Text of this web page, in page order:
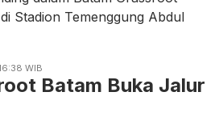
WIB
Batam Buka Jalur